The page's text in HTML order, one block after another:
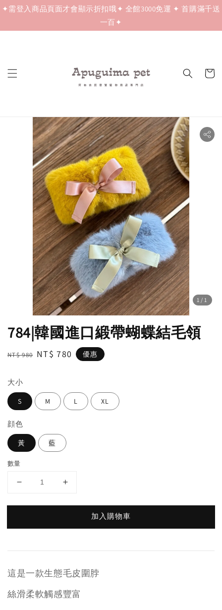
✦需登入商品頁面才會顯示折扣哦✦ 全館3000免運 ✦ 首購滿千送
一百✦
1 /1
784|韓國進口緞帶蝴蝶結毛領
Regular
NT$ 980 Sale
NT$ 780 優惠
大小
S M L XL
顔色
黃 藍
數量
加入購物車
這是一款生態毛皮圍脖
絲滑柔軟觸感豐富